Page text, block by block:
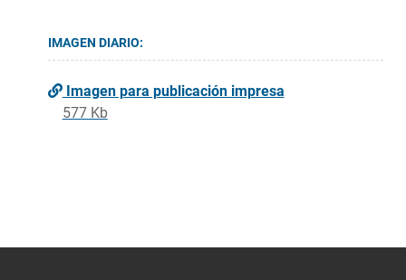
IMAGEN DIARIO:
Imagen para publicación impresa
577 Kb